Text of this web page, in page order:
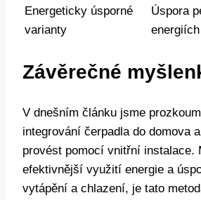
Energeticky úsporné
varianty
Úspora
energiích
Závěrečné
V dnešním článku jsme
integrování čerpadla do domova
provést pomocí vnitřní instalace.
efektivnější využití energie a
vytápění a chlazení, je tato